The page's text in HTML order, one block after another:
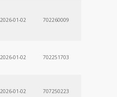
2026-01-02 702260009
2026-01-02 702251703
2026-01-02 707250223